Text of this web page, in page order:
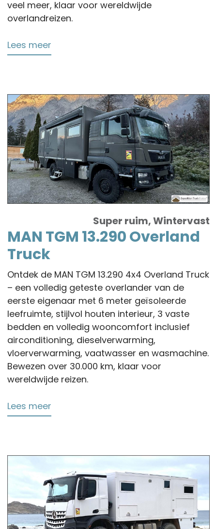
veel meer, klaar voor wereldwijde
overlandreizen.
Lees meer
Camper
Super ruim, Wintervast
MAN TGM 13.290 Overland
Truck
Ontdek de MAN TGM 13.290 4x4 Overland Truck
– een volledig geteste overlander van de
eerste eigenaar met 6 meter geïsoleerde
leefruimte, stijlvol houten interieur, 3 vaste
bedden en volledig wooncomfort inclusief
airconditioning, dieselverwarming,
vloerverwarming, vaatwasser en wasmachine.
Bewezen over 30.000 km, klaar voor
wereldwijde reizen.
Lees meer
Overland
Truck